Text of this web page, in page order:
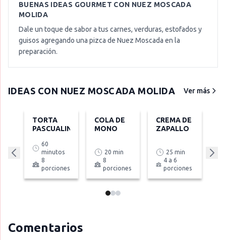
BUENAS IDEAS GOURMET CON NUEZ MOSCADA
MOLIDA
Dale un toque de sabor a tus carnes, verduras, estofados y
guisos agregando una pizca de Nuez Moscada en la
preparación.
IDEAS CON NUEZ MOSCADA MOLIDA Ver más
TORTA
PASCUALINA
60
minutos
8
porciones
COLA DE
MONO
20 min
8
porciones
CREMA DE
ZAPALLO
25 min
4 a 6
porciones
Comentarios